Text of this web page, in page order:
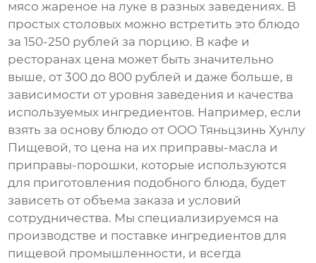
мясо жареное на луке в разных заведениях. В
простых столовых можно встретить это блюдо
за 150-250 рублей за порцию. В кафе и
ресторанах цена может быть значительно
выше, от 300 до 800 рублей и даже больше, в
зависимости от уровня заведения и качества
используемых ингредиентов. Например, если
взять за основу блюдо от ООО Тяньцзинь Хунлу
Пищевой, то цена на их приправы-масла и
приправы-порошки, которые используются
для приготовления подобного блюда, будет
зависеть от объема заказа и условий
сотрудничества. Мы специализируемся на
производстве и поставке ингредиентов для
пищевой промышленности, и всегда